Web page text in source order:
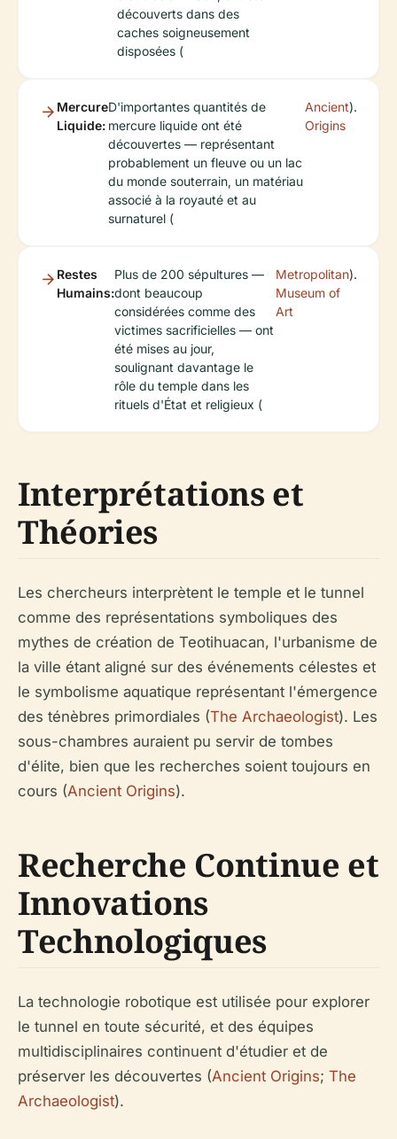
découverts dans des
caches soigneusement
disposées (
Mercure
Liquide:
D'importantes quantités de
mercure liquide ont été
découvertes — représentant
probablement un fleuve ou un lac
du monde souterrain, un matériau
associé à la royauté et au
surnaturel (
Ancient
Origins
).
Restes
Humains:
Plus de 200 sépultures —
dont beaucoup
considérées comme des
victimes sacrificielles — ont
été mises au jour,
soulignant davantage le
rôle du temple dans les
rituels d'État et religieux (
Metropolitan
Museum of
Art
).
Interprétations et
Théories
Les chercheurs interprètent le temple et le tunnel
comme des représentations symboliques des
mythes de création de Teotihuacan, l'urbanisme de
la ville étant aligné sur des événements célestes et
le symbolisme aquatique représentant l'émergence
des ténèbres primordiales (The Archaeologist). Les
sous-chambres auraient pu servir de tombes
d'élite, bien que les recherches soient toujours en
cours (Ancient Origins).
Recherche Continue et
Innovations
Technologiques
La technologie robotique est utilisée pour explorer
le tunnel en toute sécurité, et des équipes
multidisciplinaires continuent d'étudier et de
préserver les découvertes (Ancient Origins; The
Archaeologist).